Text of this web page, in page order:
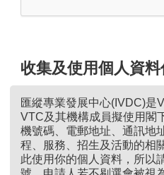
收集及使用個人資
匯縱專業發展中心(IVDC)是
VTC及其機構成員擬使用閣
機號碼、電郵地址、通訊地
程、服務、招生及活動的相
此使用你的個人資料，所以